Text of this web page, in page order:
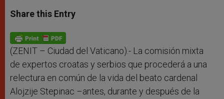
t
s
p
p
s
e
g
e
e
b
o
k
Share this Entry
(ZENIT – Ciudad del Vaticano).- La comisión mixta
de expertos croatas y serbios que procederá a una
relectura en común de la vida del beato cardenal
Alojzije Stepinac –antes, durante y después de la